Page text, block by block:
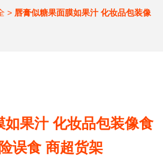
> 唇膏似糖果面膜如果汁 化妆品包装像
如果汁 化妆品包装像食
误食 商超货架